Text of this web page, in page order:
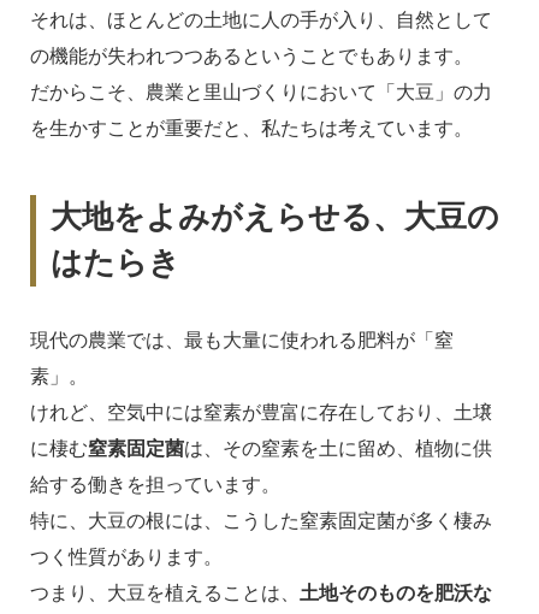
それは、ほとんどの土地に人の手が入り、自然として
の機能が失われつつあるということでもあります。
だからこそ、農業と里山づくりにおいて「大豆」の力
を生かすことが重要だと、私たちは考えています。
大地をよみがえらせる、大豆の
はたらき
現代の農業では、最も大量に使われる肥料が「窒
素」。
けれど、空気中には窒素が豊富に存在しており、土壌
に棲む窒素固定菌は、その窒素を土に留め、植物に供
給する働きを担っています。
特に、大豆の根には、こうした窒素固定菌が多く棲み
つく性質があります。
つまり、大豆を植えることは、 土地そのものを肥沃な